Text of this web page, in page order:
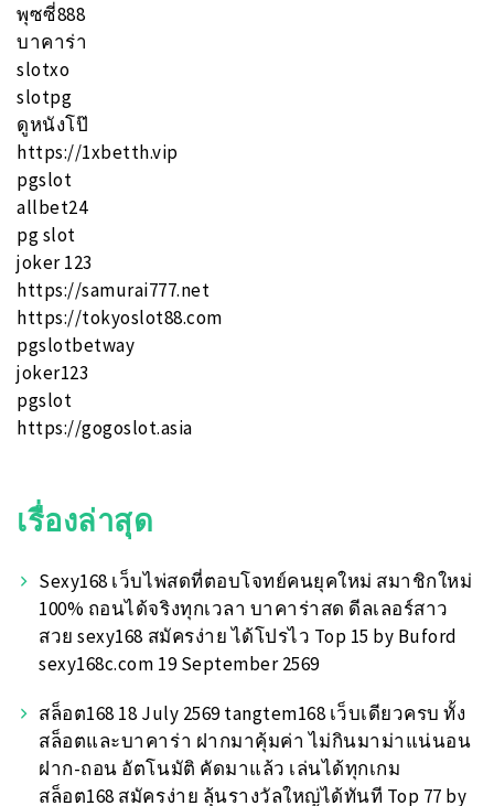
พุซซี่888
บาคาร่า
slotxo
slotpg
ดูหนังโป๊
https://1xbetth.vip
pgslot
allbet24
pg slot
joker 123
https://samurai777.net
https://tokyoslot88.com
pgslotbetway
joker123
pgslot
https://gogoslot.asia
เรื่องล่าสุด
Sexy168 เว็บไพ่สดที่ตอบโจทย์คนยุคใหม่ สมาชิกใหม่
100% ถอนได้จริงทุกเวลา บาคาร่าสด ดีลเลอร์สาว
สวย sexy168 สมัครง่าย ได้โปรไว Top 15 by Buford
sexy168c.com 19 September 2569
สล็อต168 18 July 2569 tangtem168 เว็บเดียวครบ ทั้ง
สล็อตและบาคาร่า ฝากมาคุ้มค่า ไม่กินมาม่าแน่นอน
ฝาก-ถอน อัตโนมัติ คัดมาแล้ว เล่นได้ทุกเกม
สล็อต168 สมัครง่าย ลุ้นรางวัลใหญ่ได้ทันที Top 77 by